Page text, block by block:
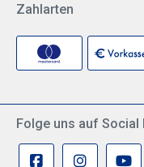
Zahlarten
Folge uns auf Social